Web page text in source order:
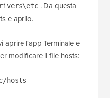
. Da questa
e aprilo.
aprire l'app Terminale e
modificare il file hosts:
hosts